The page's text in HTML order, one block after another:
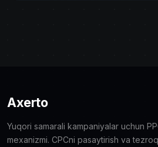
Axerto
Yuqori samarali kampaniyalar uchun
mexanizmi. CPCni pasaytirish va